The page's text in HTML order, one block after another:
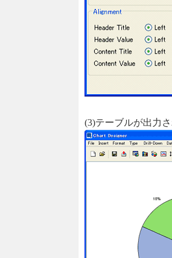
(3)テーブルが出力さ